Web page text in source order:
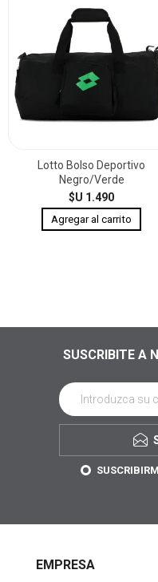
Lotto Bolso Deportivo
Negro/Verde
$U 1.490
SUSCRIBITE A
EMPRESA